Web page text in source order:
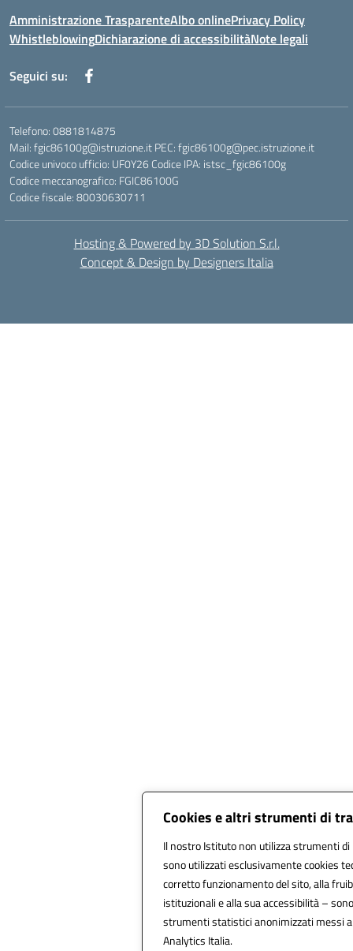
Cookies e altri strumenti di
Il nostro Istituto non utilizza strumenti
sono utilizzati esclusivamente cookies
corretto funzionamento del sito, alla
istituzionali e alla sua accessibilità –
strumenti statistici anonimizzati messi a
Analytics Italia.
Amministrazione TrasparenteAlbo onlinePrivacy Policy
WhistleblowingDichiarazione di accessibilitàNote legali
Seguici su:
Telefono: 0881814875
Mail: fgic86100g@istruzione.it PEC: fgic86100g@pec.istruzione.it
Codice univoco ufficio: UF0Y26 Codice IPA: istsc_fgic86100g
Codice meccanografico: FGIC86100G
Codice fiscale: 80030630711
Hosting & Powered by 3D Solution S.r.l.
Concept & Design by Designers Italia